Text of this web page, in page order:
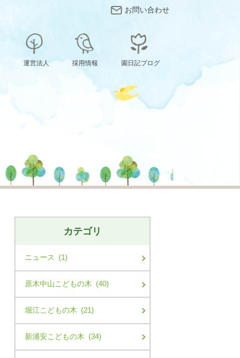
お問い合わせ
運営法人 採用情報 園日記ブログ
カテゴリ
ニュース (1)
原木中山こどもの木 (40)
堀江こどもの木 (21)
新浦安こどもの木 (34)